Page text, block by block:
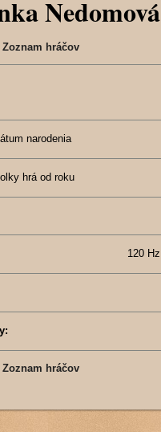
Nedomová
hráčov
narodenia
hrá od roku
120 Hz
hráčov